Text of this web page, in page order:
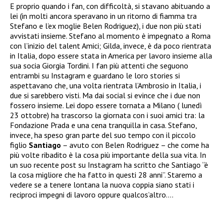
E proprio quando i fan, con difficoltà, si stavano abituando a
lei (in molti ancora speravano in un ritorno di fiamma tra
Stefano e l’ex moglie Belen Rodriguez), i due non più stati
avvistati insieme. Stefano al momento è impegnato a Roma
con l’inizio del talent Amici; Gilda, invece, è da poco rientrata
in Italia, dopo essere stata in America per lavoro insieme alla
sua socia Giorgia Tordini. I fan più attenti che seguono
entrambi su Instagram e guardano le loro stories si
aspettavano che, una volta rientrata l’Ambrosio in Italia, i
due si sarebbero visti. Ma dai social si evince che i due non
fossero insieme. Lei dopo essere tornata a Milano ( lunedì
23 ottobre) ha trascorso la giornata con i suoi amici tra: la
Fondazione Prada e una cena tranquilla in casa. Stefano,
invece, ha speso gran parte del suo tempo con il piccolo
figlio Santiago – avuto con Belen Rodriguez – che come ha
più volte ribadito è la cosa più importante della sua vita. In
un suo recente post su Instagram ha scritto che Santiago “è
la cosa migliore che ha fatto in questi 28 anni”. Staremo a
vedere se a tenere lontana la nuova coppia siano stati i
reciproci impegni di lavoro oppure qualcos’altro….